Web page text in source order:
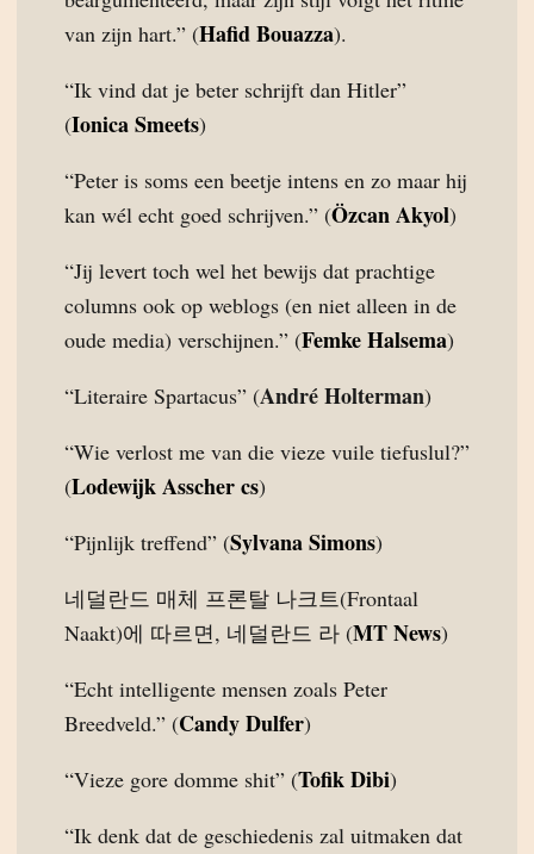
van zijn hart.” (Hafid Bouazza).
“Ik vind dat je beter schrijft dan Hitler”
(Ionica Smeets)
“Peter is soms een beetje intens en zo maar hij
kan wél echt goed schrijven.” (Özcan Akyol)
“Jij levert toch wel het bewijs dat prachtige
columns ook op weblogs (en niet alleen in de
oude media) verschijnen.” (Femke Halsema)
“Literaire Spartacus” (André Holterman)
“Wie verlost me van die vieze vuile tiefuslul?”
(Lodewijk Asscher cs)
“Pijnlijk treffend” (Sylvana Simons)
네덜란드 매체 프론탈 나크트(Frontaal
Naakt)에 따르면, 네덜란드 라 (MT News)
“Echt intelligente mensen zoals Peter
Breedveld.” (Candy Dulfer)
“Vieze gore domme shit” (Tofik Dibi)
“Ik denk dat de geschiedenis zal uitmaken dat